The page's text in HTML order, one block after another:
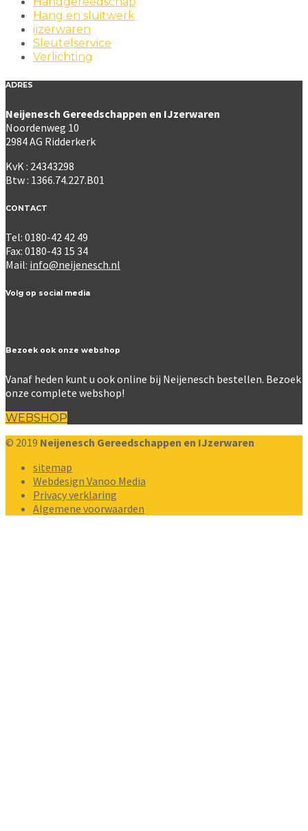
Hang en sluitwerk
ijzerwaren
Sleutelservice
Verlichting
ADRES
Neijenesch Gereedschappen en IJzerwaren
Noordenweg 10
2984 AG Ridderkerk
KvK : 24343298
Btw : 1366.74.227.B01
CONTACT
Tel: 0180-42 42 49
Fax: 0180-43 15 34
Mail: info@neijenesch.nl
Volg op social media
Bezoek ook onze webshop
Vanaf heden kunt u ook online bij Neijenesch bestellen. Bezoek
onze complete webshop!
WEBSHOP
© 2019 Neijenesch Gereedschappen en IJzerwaren
sitemap
Webdesign Vanoo Media
Privacy verklaring
Algemene voorwaarden